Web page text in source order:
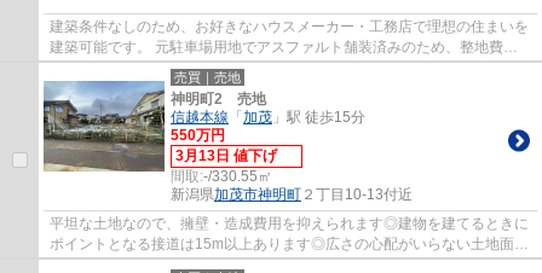
建築条件なしのため、お好きなハウスメーカー・工務店で理想の住まいを
建築可能です。 元駐車場用地でアスファルト舗装済みのため、整地費用
を抑えながらスムーズに建築計を進められま...
売買｜売地
神明町2 売地
信越本線 「 加茂 」駅 徒歩15分
550万円
3月13日 値下げ
間取:-/330.55㎡
新潟県加茂市神明町 ２丁目10-13付近
平坦な土地なので、擁壁・造成費用を抑えられます◎建物を建てるときに
ポイントとなる接道は15m以上あります◎広さの心配がいらない土地面積
330.55㎡(公簿)◎居住環境にふさわしくない用...